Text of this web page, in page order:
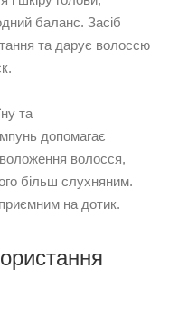
баланс. Засіб
та дарує волоссю
та
допомагає
волосся,
більш слухняним.
на дотик.